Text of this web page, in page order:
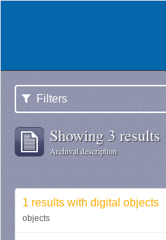
Filters
Showing 3 results
Archival description
1 results with digital objects
objects